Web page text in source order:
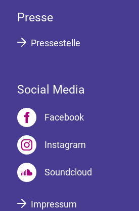
Presse
Pressestelle
Social Media
Facebook
Instagram
Soundcloud
Impressum